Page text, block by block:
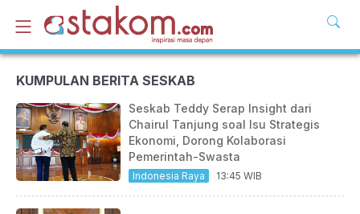
KUMPULAN BERITA SESKAB
Seskab Teddy Serap Insight dari
Chairul Tanjung soal Isu Strategis
Ekonomi, Dorong Kolaborasi
Pemerintah-Swasta
Indonesia Raya 13:45 WIB